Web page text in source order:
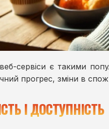
сервіси є такими
прогрес, зміни в
І ДОСТУПНІСТЬ